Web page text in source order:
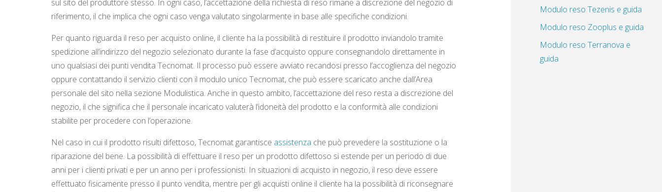
sul sito del produttore stesso. In ogni caso, l’accettazione della richiesta di reso rimane a discrezione del negozio di
riferimento, il che implica che ogni caso venga valutato singolarmente in base alle specifiche condizioni.
Per quanto riguarda il reso per acquisto online, il cliente ha la possibilità di restituire il prodotto inviandolo tramite
spedizione all’indirizzo del negozio selezionato durante la fase d’acquisto oppure consegnandolo direttamente in
uno qualsiasi dei punti vendita Tecnomat. Il processo può essere avviato recandosi presso l’accoglienza del negozio
oppure contattando il servizio clienti con il modulo unico Tecnomat, che può essere scaricato anche dall’Area
personale del sito nella sezione Modulistica. Anche in questo ambito, l’accettazione del reso resta a discrezione del
negozio, il che significa che il personale incaricato valuterà l’idoneità del prodotto e la conformità alle condizioni
stabilite per procedere con l’operazione.
Nel caso in cui il prodotto risulti difettoso, Tecnomat garantisce assistenza che può prevedere la sostituzione o la
riparazione del bene. La possibilità di effettuare il reso per un prodotto difettoso si estende per un periodo di due
anni per i clienti privati e per un anno per i professionisti. In situazioni di acquisto in negozio, il reso deve essere
effettuato fisicamente presso il punto vendita, mentre per gli acquisti online il cliente ha la possibilità di riconsegnare
Modulo reso Tezenis e guida
Modulo reso Zooplus e guida
Modulo reso Terranova e
guida